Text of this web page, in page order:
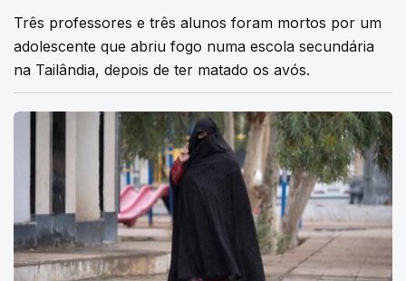
Três professores e três alunos foram mortos por um
adolescente que abriu fogo numa escola secundária
na Tailândia, depois de ter matado os avós.